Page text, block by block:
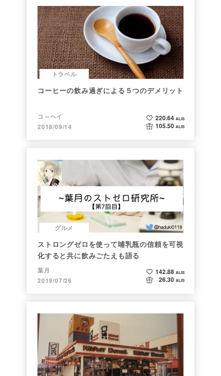
トラベル
コーヒーの飲み過ぎによる５つのデメリット
コ～ヘイ
2018/09/14
220.64 ALIS
105.50 ALIS
グルメ
ストロングゼロを使って哺乳瓶の信頼を可視
化すると共に飲みごたえも語る
葉月
2019/07/26
142.88 ALIS
26.30 ALIS